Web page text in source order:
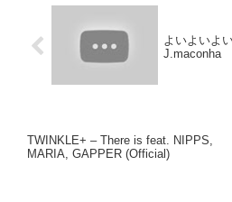
よいよいよ
J.maconha
TWINKLE+ – There is feat. NIPPS,
MARIA, GAPPER (Official)